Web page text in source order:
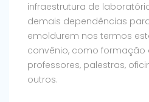
infraestrutura de
demais dependências
emoldurem nos termos
convênio, como
professores, palestras,
outros.